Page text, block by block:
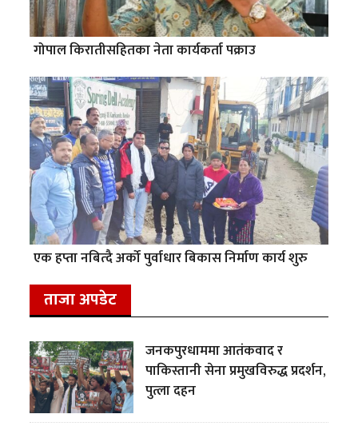
गोपाल किरातीसहितका नेता कार्यकर्ता पक्राउ
एक हप्ता नबित्दै अर्को पुर्वाधार बिकास निर्माण कार्य शुरु
ताजा अपडेट
जनकपुरधाममा आतंकवाद र
पाकिस्तानी सेना प्रमुखविरुद्ध प्रदर्शन,
पुत्ला दहन